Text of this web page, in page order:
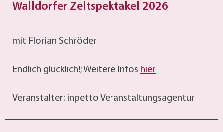
Walldorfer Zeltspektakel 2026
mit Florian Schröder
Endlich glücklich!; Weitere Infos hier
Veranstalter: inpetto Veranstaltungsagentur